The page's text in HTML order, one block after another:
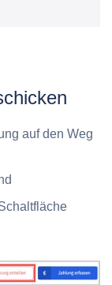
auf den Weg